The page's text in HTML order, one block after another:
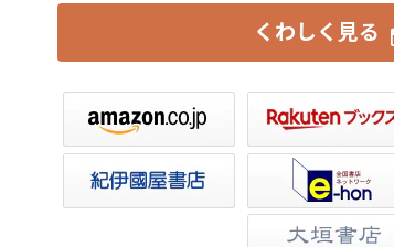
くわしく見る
セブンネット
HonyaClub